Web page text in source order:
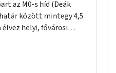
az M0-s híd (Deák
között mintegy 4,5
helyi, fővárosi